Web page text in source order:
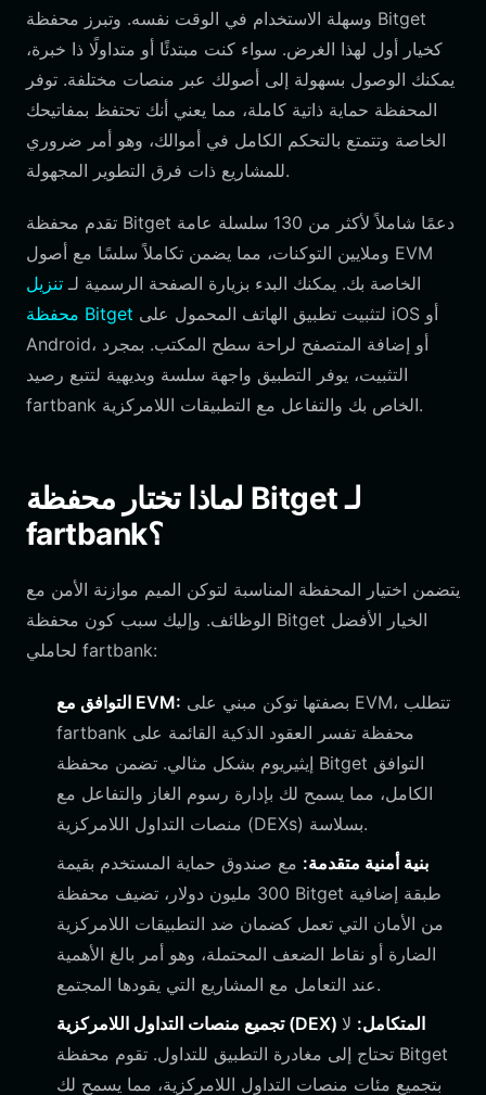
وسهلة الاستخدام في الوقت نفسه. وتبرز محفظة Bitget
كخيار أول لهذا الغرض. سواء كنت مبتدئًا أو متداولًا ذا خبرة،
يمكنك الوصول بسهولة إلى أصولك عبر منصات مختلفة. توفر
المحفظة حماية ذاتية كاملة، مما يعني أنك تحتفظ بمفاتيحك
الخاصة وتتمتع بالتحكم الكامل في أموالك، وهو أمر ضروري
للمشاريع ذات فرق التطوير المجهولة.
تقدم محفظة Bitget دعمًا شاملاً لأكثر من 130 سلسلة عامة
وملايين التوكنات، مما يضمن تكاملاً سلسًا مع أصول EVM
الخاصة بك. يمكنك البدء بزيارة الصفحة الرسمية لـ تنزيل
محفظة Bitget
Android، أو إضافة المتصفح لراحة سطح المكتب. بمجرد
التثبيت، يوفر التطبيق واجهة سلسة وبديهية لتتبع رصيد
fartbank الخاص بك والتفاعل مع التطبيقات اللامركزية.
لماذا تختار محفظة Bitget لـ
fartbank؟
يتضمن اختيار المحفظة المناسبة لتوكن الميم موازنة الأمن مع
الوظائف. وإليك سبب كون محفظة Bitget الخيار الأفضل
لحاملي fartbank:
التوافق مع EVM:
fartbank محفظة تفسر العقود الذكية القائمة على
إيثيريوم بشكل مثالي. تضمن محفظة Bitget التوافق
الكامل، مما يسمح لك بإدارة رسوم الغاز والتفاعل مع
منصات التداول اللامركزية (DEXs) بسلاسة.
بنية أمنية متقدمة: مع صندوق حماية المستخدم بقيمة
300 مليون دولار، تضيف محفظة Bitget طبقة إضافية
من الأمان التي تعمل كضمان ضد التطبيقات اللامركزية
الضارة أو نقاط الضعف المحتملة، وهو أمر بالغ الأهمية
عند التعامل مع المشاريع التي يقودها المجتمع.
تجميع منصات التداول اللامركزية (DEX) المتكامل: لا
تحتاج إلى مغادرة التطبيق للتداول. تقوم محفظة Bitget
بتجميع مئات منصات التداول اللامركزية، مما يسمح لك